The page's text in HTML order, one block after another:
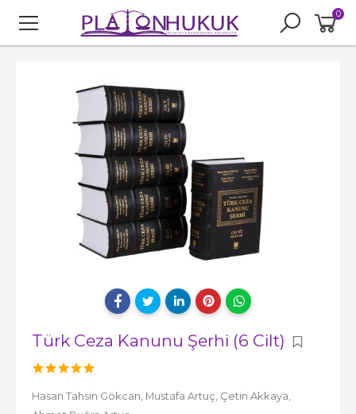
0
Türk Ceza Kanunu Şerhi (6 Cilt)
Hasan Tahsin Gökcan, Mustafa Artuç, Çetin Akkaya,